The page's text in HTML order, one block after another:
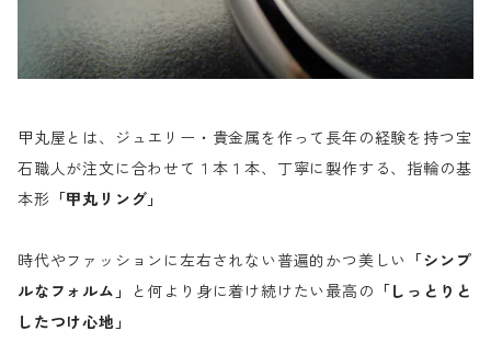
甲丸屋とは、ジュエリー・貴金属を作って長年の経験を持つ宝
石職人が注文に合わせて１本１本、丁寧に製作する、指輪の基
本形 「甲丸リング」
時代やファッションに左右されない普遍的かつ美しい
「シンプ
ルなフォルム」
と何より身に着け続けたい最高の 「しっとりと
したつけ心地」